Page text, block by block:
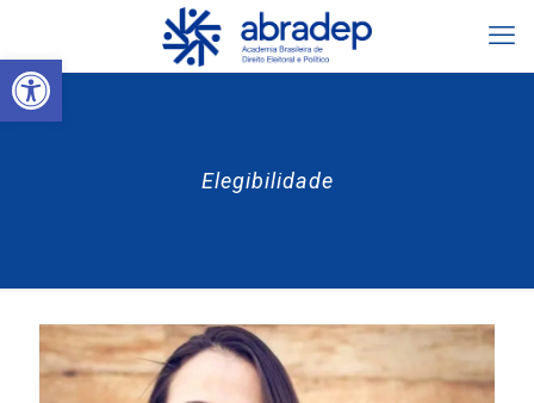
Abrir a barra de ferramentas
Elegibilidade